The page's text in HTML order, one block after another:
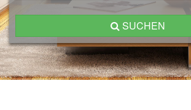
SUCHEN